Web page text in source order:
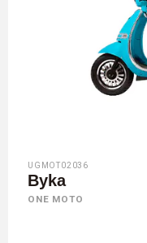
UGMOT02036
Byka
ONE MOTO